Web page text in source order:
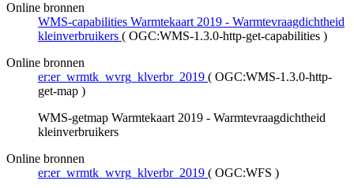
Online bronnen
WMS-capabilities Warmtekaart 2019 - Warmtevraagdichtheid
kleinverbruikers ( OGC:WMS-1.3.0-http-get-capabilities )
Online bronnen
er:er_wrmtk_wvrg_klverbr_2019 ( OGC:WMS-1.3.0-http-
get-map )
WMS-getmap Warmtekaart 2019 - Warmtevraagdichtheid
kleinverbruikers
Online bronnen
er:er_wrmtk_wvrg_klverbr_2019 ( OGC:WFS )